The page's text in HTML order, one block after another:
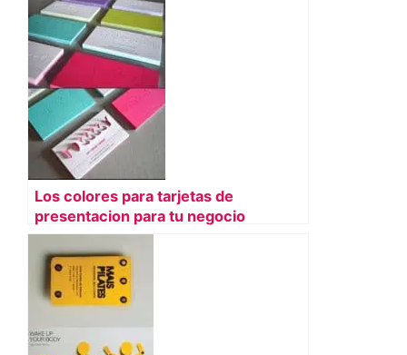
Los colores para tarjetas de
presentacion para tu negocio